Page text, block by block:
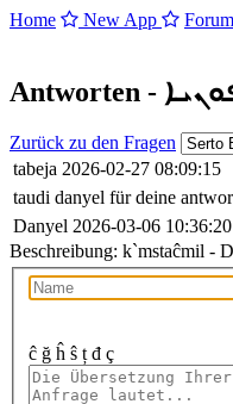
Home New App Forum
Antworten -
Zurück zu den Fragen
tabeja 2026-02-27 08:09:15
taudi danyel für deine
Danyel 2026-03-06 10:36:20
Beschreibung: k`mstaĉmil -
ĉ ğ ĥ ŝ ț đ ç